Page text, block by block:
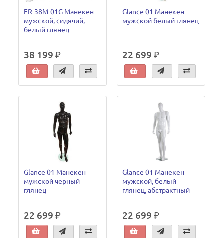
FR-38M-01G Манекен
мужской, сидячий,
белый глянец
38 199 ₽
Glance 01 Манекен
мужской белый глянец
22 699 ₽
Glance 01 Манекен
мужской черный
глянец
22 699 ₽
Glance 01 Манекен
мужской, белый
глянец, абстрактный
22 699 ₽